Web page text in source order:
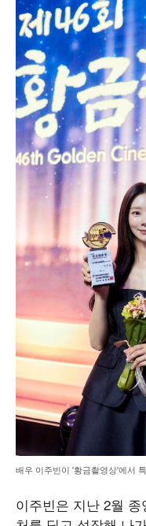
배우 이주빈이 '황금촬영상'에서
이주빈은 지난 2월